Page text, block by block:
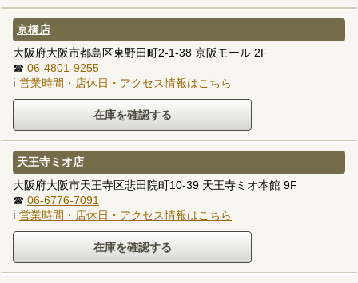
京橋店
大阪府大阪市都島区東野田町2-1-38 京阪モール 2F
☎ 06-4801-9255
ℹ 営業時間・店休日・アクセス情報はこちら
天王寺ミオ店
大阪府大阪市天王寺区悲田院町10-39 天王寺ミオ本館 9F
☎ 06-6776-7091
ℹ 営業時間・店休日・アクセス情報はこちら